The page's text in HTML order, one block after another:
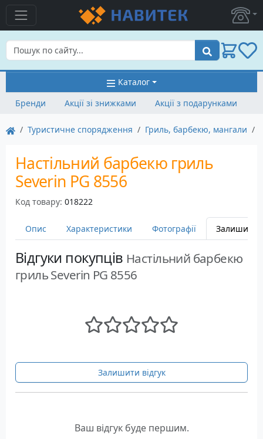
Пошук
Каталог
Бренди
Акції зі знижками Акції з подарунками
Туристичне спорядження Гриль, барбекю, мангали
Настільний барбекю гриль
Severin PG 8556
Код товару: 018222
Опис Характеристики Фотографії Залишити
Відгуки покупців Настільний барбекю
гриль Severin PG 8556
Залишити відгук
Ваш відгук буде першим.